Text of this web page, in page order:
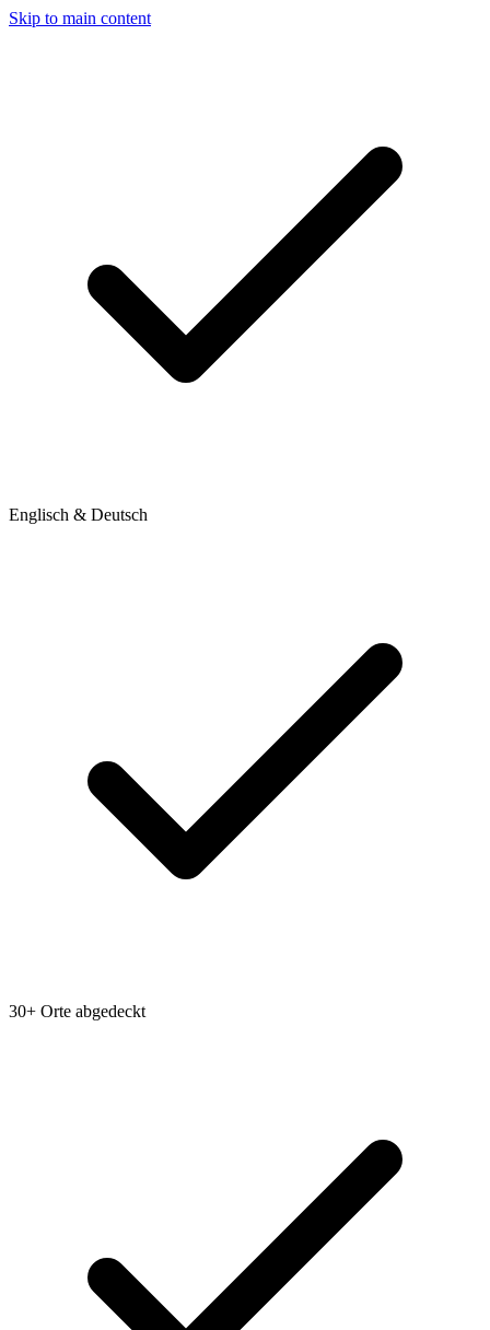
Skip to main content
Englisch & Deutsch
30+ Orte abgedeckt